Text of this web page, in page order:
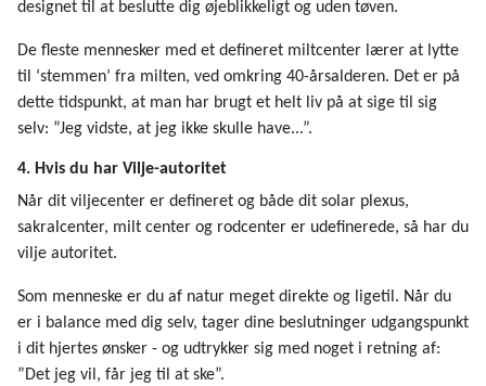
designet til at beslutte dig øjeblikkeligt og uden tøven.
De fleste mennesker med et defineret miltcenter lærer at lytte
til ‘stemmen’ fra milten, ved omkring 40-årsalderen. Det er på
dette tidspunkt, at man har brugt et helt liv på at sige til sig
selv: ”Jeg vidste, at jeg ikke skulle have...”.
4. Hvis du har Vilje-autoritet
Når dit viljecenter er defineret og både dit solar plexus,
sakralcenter, milt center og rodcenter er udefinerede, så har du
vilje autoritet.
Som menneske er du af natur meget direkte og ligetil. Når du
er i balance med dig selv, tager dine beslutninger udgangspunkt
i dit hjertes ønsker - og udtrykker sig med noget i retning af:
”Det jeg vil, får jeg til at ske”.